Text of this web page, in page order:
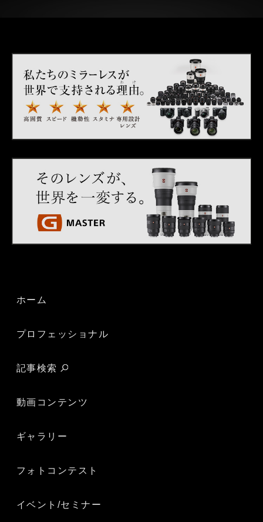
ホーム
プロフェッショナル
記事検索
動画コンテンツ
ギャラリー
フォトコンテスト
イベント/セミナー